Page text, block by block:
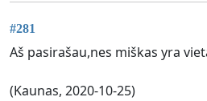
#281
Aš pasirašau,nes miškas yra
(Kaunas, 2020-10-25)